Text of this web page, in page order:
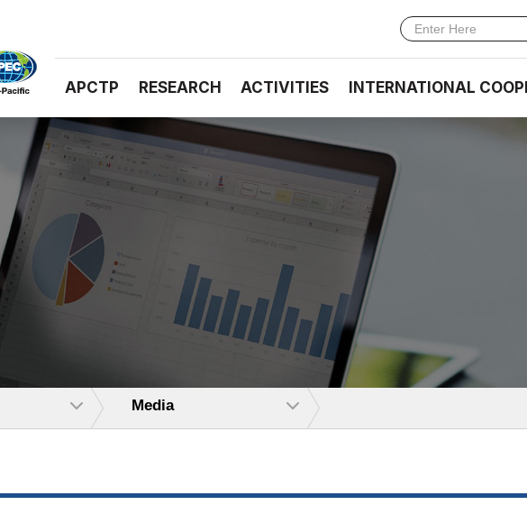
APCTP RESEARCH ACTIVITIES INTERNATIONAL
Media